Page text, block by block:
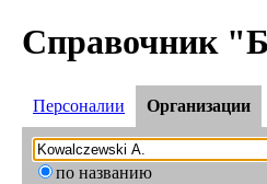
Справочник
Персоналии Организации
по названию